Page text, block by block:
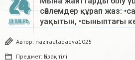
24
ДЕКАБРЬ
сөйлемдер құрап жаз:
уақытын, •сыныптағы
Автор: naziraalapaeva1025
Предмет: Қазақ тiлi